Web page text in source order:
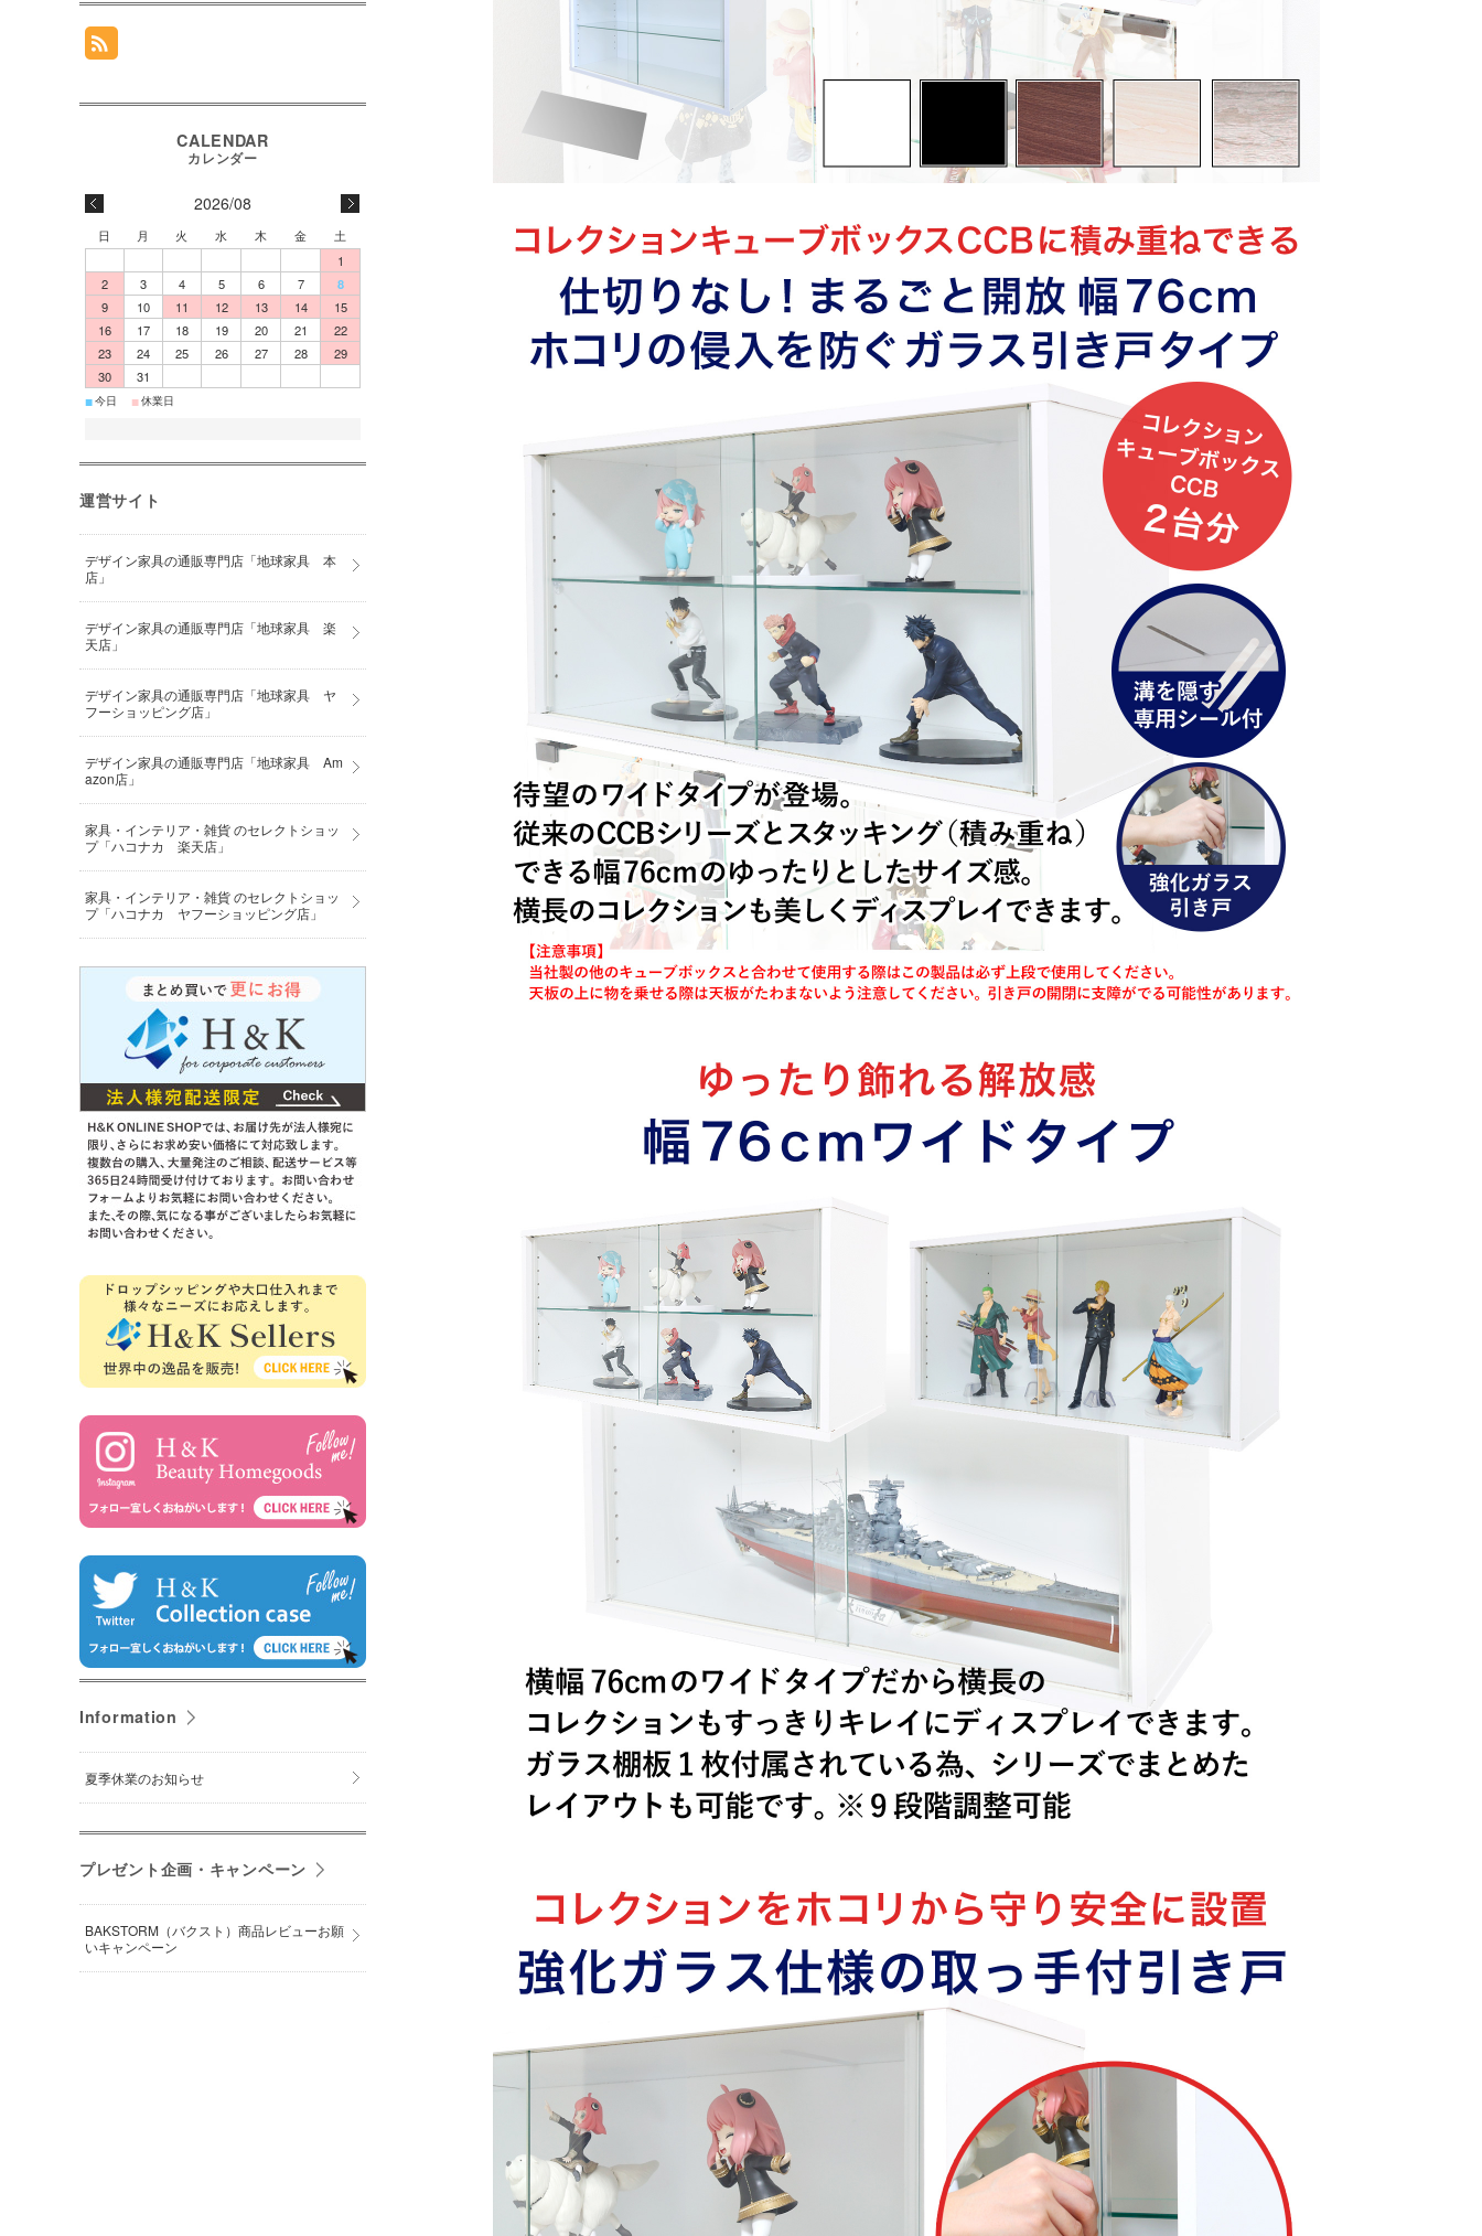
2026/08
日 月 火 水 木 金
土
1
2
3 4 5 6 7
8
9
10 11 12 13 14
15
16
17 18 19 20 21
22
23
24 25 26 27 28
29
30
31
■今日 ■休業日
運営サイト
デザイン家具の通販専門店「地球家具 本
店」
デザイン家具の通販専門店「地球家具 楽
天店」
デザイン家具の通販専門店「地球家具 ヤ
フーショッピング店」
デザイン家具の通販専門店「地球家具 Am
azon店」
家具・インテリア・雑貨 のセレクトショッ
プ「ハコナカ 楽天店」
家具・インテリア・雑貨 のセレクトショッ
プ「ハコナカ ヤフーショッピング店」
Information
夏季休業のお知らせ
プレゼント企画・キャンペーン
BAKSTORM（バクスト）商品レビューお願
いキャンペーン